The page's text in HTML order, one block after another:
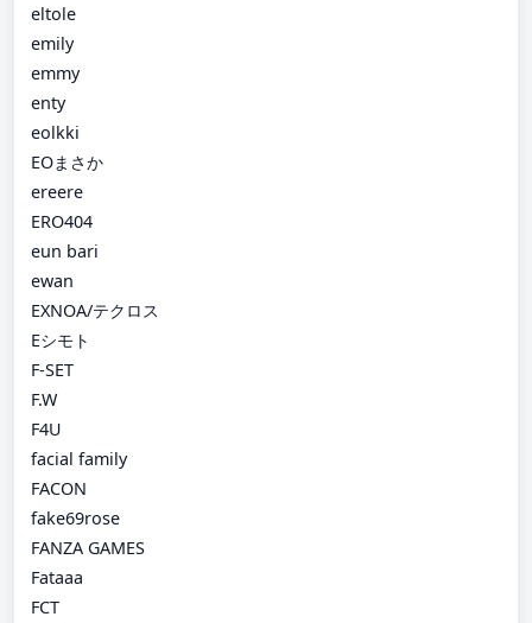
eltole
emily
emmy
enty
eolkki
EOまさか
ereere
ERO404
eun bari
ewan
EXNOA/テクロス
Eシモト
F-SET
F.W
F4U
facial family
FACON
fake69rose
FANZA GAMES
Fataaa
FCT